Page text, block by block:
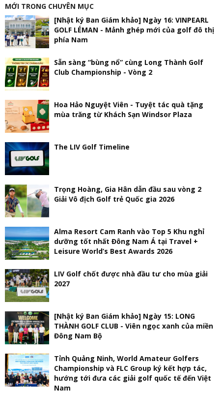
MỚI TRONG CHUYÊN MỤC
[Nhật ký Ban Giám khảo] Ngày 16: VINPEARL
GOLF LÉMAN - Mảnh ghép mới của golf đô thị
phía Nam
Sẵn sàng “bùng nổ” cùng Long Thành Golf
Club Championship - Vòng 2
Hoa Hảo Nguyệt Viên - Tuyệt tác quà tặng
mùa trăng từ Khách Sạn Windsor Plaza
The LIV Golf Timeline
Trọng Hoàng, Gia Hân dẫn đầu sau vòng 2
Giải Vô địch Golf trẻ Quốc gia 2026
Alma Resort Cam Ranh vào Top 5 Khu nghỉ
dưỡng tốt nhất Đông Nam Á tại Travel +
Leisure World’s Best Awards 2026
LIV Golf chốt được nhà đầu tư cho mùa giải
2027
[Nhật ký Ban Giám khảo] Ngày 15: LONG
THÀNH GOLF CLUB - Viên ngọc xanh của miền
Đông Nam Bộ
Tỉnh Quảng Ninh, World Amateur Golfers
Championship và FLC Group ký kết hợp tác,
hướng tới đưa các giải golf quốc tế đến Việt
Nam